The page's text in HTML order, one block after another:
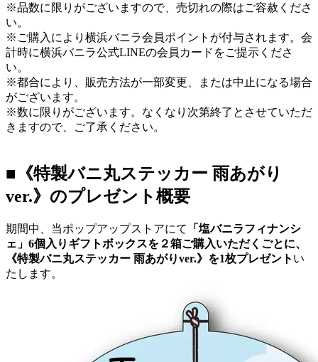
※品数に限りがございますので、売切れの際はご容赦くださ
い。
※ご購入により横浜バニラ会員ポイントが付与されます。会
計時に横浜バニラ公式LINEの会員カードをご提示くださ
い。
※都合により、販売方法が一部変更、または中止になる場合
がございます。
※数に限りがございます。なくなり次第終了とさせていただ
きますので、ご了承ください。
■《特製バニ丸ステッカー 雨あがり
ver.》のプレゼント概要
期間中、当ポップアップストアにて
「塩バニラフィナンシ
ェ」6個入りギフトボックスを２箱ご購入いただくごとに、
《特製バニ丸ステッカー 雨あがりver.》を1枚プレゼント い
たします。